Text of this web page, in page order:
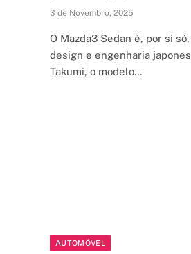
3 de Novembro, 2025
O Mazda3 Sedan é, por si
design e engenharia
Takumi, o modelo…
AUTOMÓVEL